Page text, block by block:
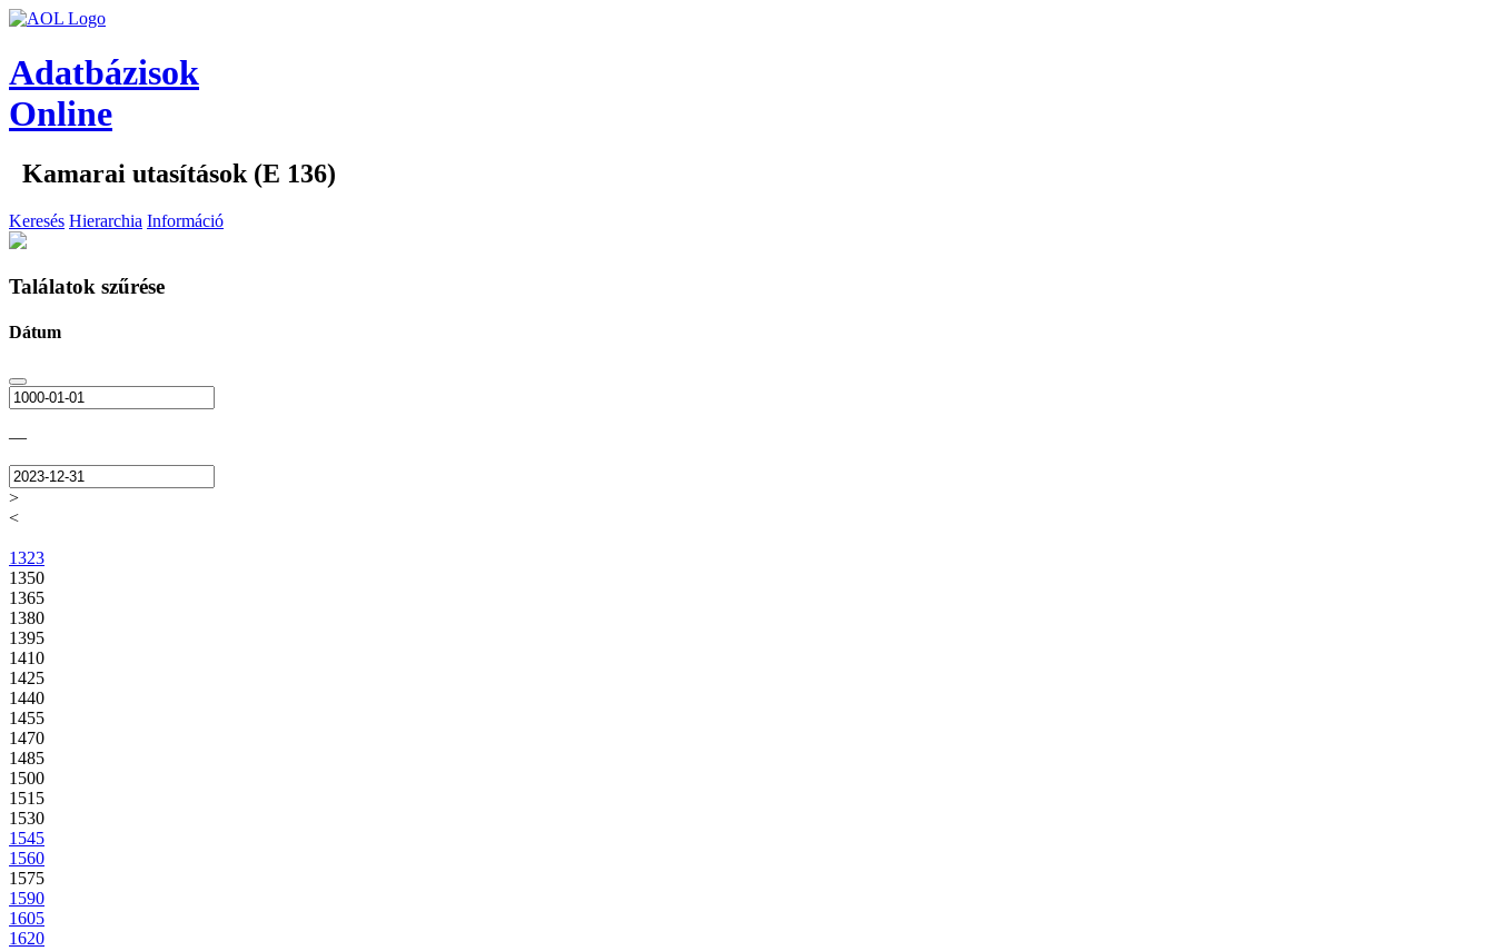
Adatbázisok
Online
Kamarai utasítások (E 136)
Keresés Hierarchia Információ
Találatok szűrése
Dátum
—
>
<
1323
1350
1365
1380
1395
1410
1425
1440
1455
1470
1485
1500
1515
1530
1545
1560
1575
1590
1605
1620